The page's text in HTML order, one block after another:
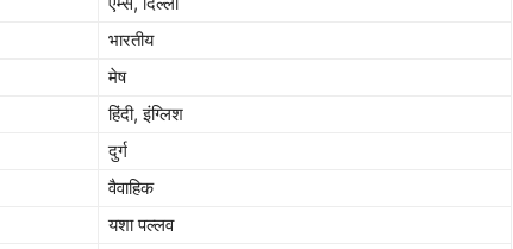
भारतीय
मेष
हिंदी, इंग्लिश
दुर्ग
वैवाहिक
यशा पल्लव